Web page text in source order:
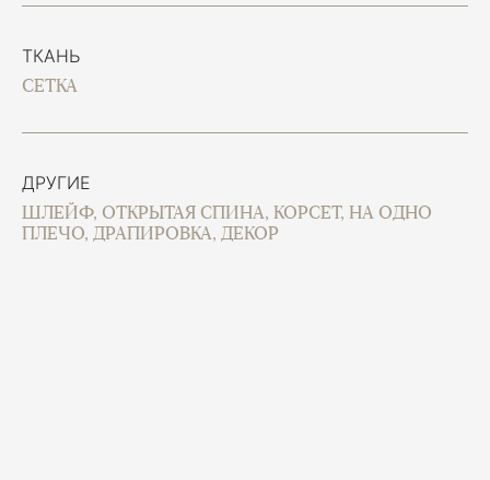
ТКАНЬ
СЕТКА
ДРУГИЕ
ШЛЕЙФ, ОТКРЫТАЯ СПИНА, КОРСЕТ, НА ОДНО
ПЛЕЧО, ДРАПИРОВКА, ДЕКОР